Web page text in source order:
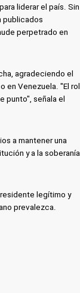
liderar el país. Sin
publicados
perpetrado en
agradeciendo el
en Venezuela. "El rol
punto", señala el
a mantener una
y a la soberanía
legítimo y
prevalezca.